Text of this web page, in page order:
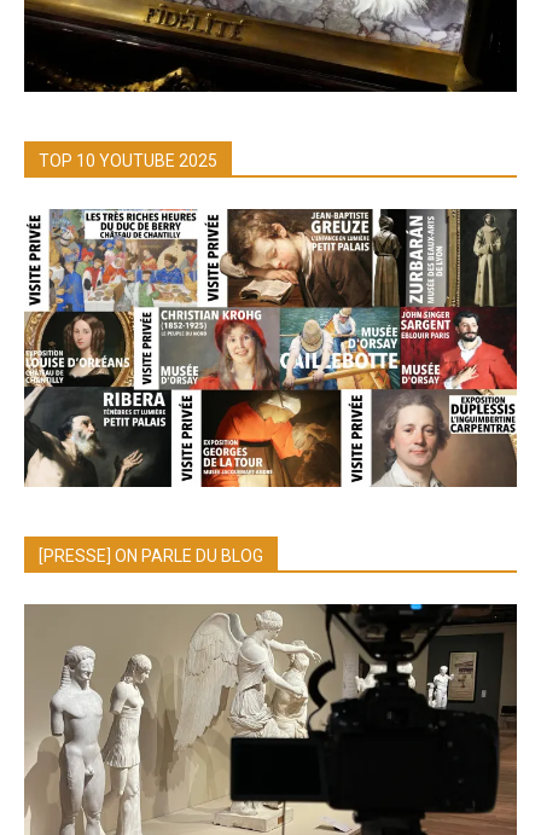
TOP 10 YOUTUBE 2025
[PRESSE] ON PARLE DU BLOG